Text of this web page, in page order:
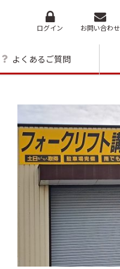
ログイン お問い合わせ
よくあるご質問